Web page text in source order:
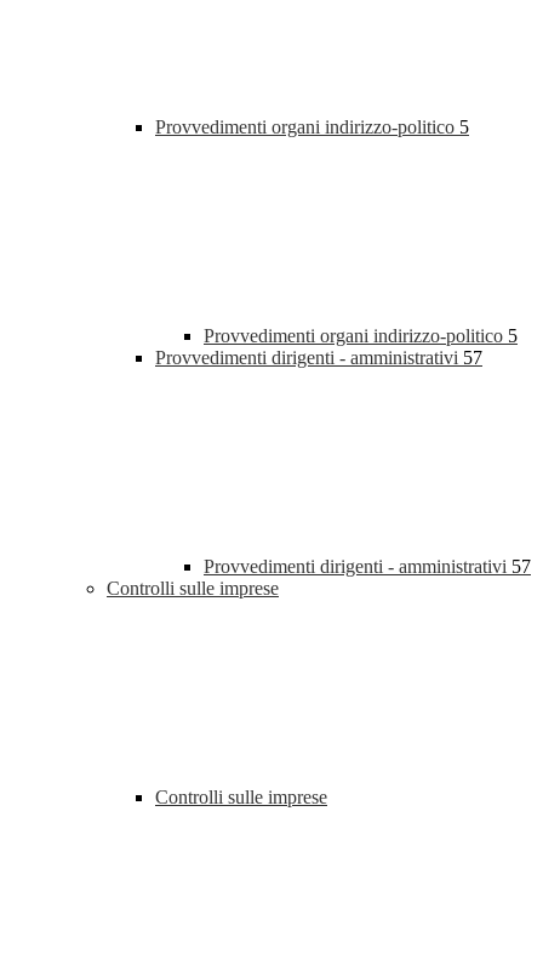
Provvedimenti organi indirizzo-politico 5
Provvedimenti organi indirizzo-politico 5
Provvedimenti dirigenti - amministrativi 57
Provvedimenti dirigenti - amministrativi 57
Controlli sulle imprese
Controlli sulle imprese